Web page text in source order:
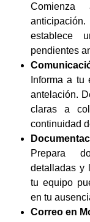
establece
pendientes
Informa a
antelación.
claras a
continuidad
Prepara
detalladas y
tu equipo
en tu
Correo en